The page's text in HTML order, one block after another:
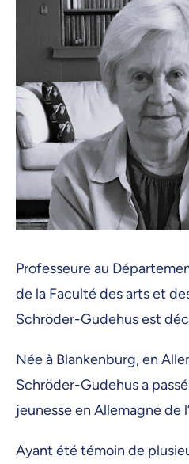
Professeure au
de la Faculté des arts et
Schröder-Gudehus est
Née à Blankenburg, en
Schröder-Gudehus a
jeunesse en Allemagne de
Ayant été témoin de